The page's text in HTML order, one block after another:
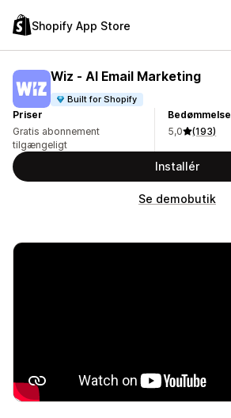
Shopify App Store
Wiz ‑ AI Email Marketing
Built for Shopify
Priser
Gratis abonnement
tilgængeligt
Bedømmelse
5,0
(193)
Installér
Se demobutik